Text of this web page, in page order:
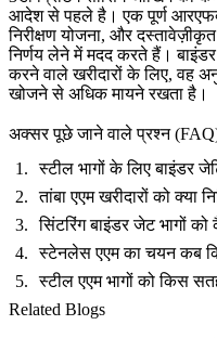
आदेश से पहले है। एक पूर्ण
निरीक्षण योजना, और दस्तावेज़ीकृत
निर्णय लेने में मदद करते हैं।
करने वाले खरीदारों के लिए, वह
खोजने से अधिक मायने रखता है।
अक्सर पूछे जाने वाले प्रश्न
स्टील भागों के लिए बाइंडर
तांबा एएम खरीदारों को क्या
सिंटरिंग बाइंडर जेट भागों
स्टेनलेस एएम का चयन कब
स्टील एएम भागों को किस
Related Blogs